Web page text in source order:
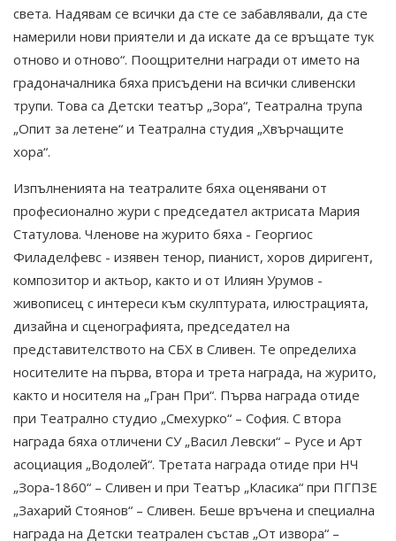
света. Надявам се всички да сте се забавлявали, да сте
намерили нови приятели и да искате да се връщате тук
отново и отново“. Поощрителни награди от името на
градоначалника бяха присъдени на всички сливенски
трупи. Това са Детски театър „Зора“, Театрална трупа
„Опит за летене“ и Театрална студия „Хвърчащите
хора“.
Изпълненията на театралите бяха оценявани от
професионално жури с председател актрисата Мария
Статулова. Членове на журито бяха - Георгиос
Филаделфевс - изявен тенор, пианист, хоров диригент,
композитор и актьор, както и от Илиян Урумов -
живописец с интереси към скулптурата, илюстрацията,
дизайна и сценографията, председател на
представителството на СБХ в Сливен. Те определиха
носителите на първа, втора и трета награда, на журито,
както и носителя на „Гран При“. Първа награда отиде
при Театрално студио „Смехурко“ – София. С втора
награда бяха отличени СУ „Васил Левски“ – Русе и Арт
асоциация „Водолей“. Третата награда отиде при НЧ
„Зора-1860“ – Сливен и при Театър „Класика“ при ПГПЗЕ
„Захарий Стоянов“ – Сливен. Беше връчена и специална
награда на Детски театрален състав „От извора“ –